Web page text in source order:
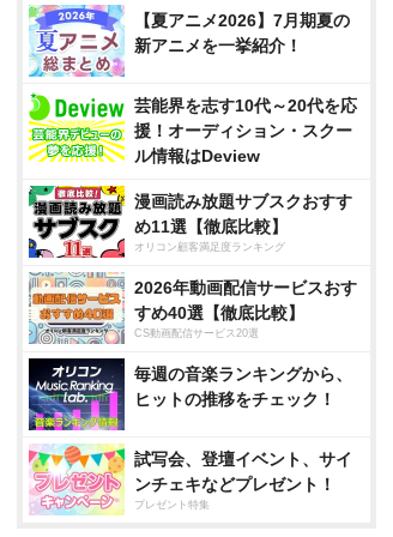
【夏アニメ2026】7月期夏の
新アニメを一挙紹介！
芸能界を志す10代～20代を応
援！オーディション・スクー
ル情報はDeview
漫画読み放題サブスクおすす
め11選【徹底比較】
オリコン顧客満足度ランキング
2026年動画配信サービスおす
すめ40選【徹底比較】
CS動画配信サービス20選
毎週の音楽ランキングから、
ヒットの推移をチェック！
試写会、登壇イベント、サイ
ンチェキなどプレゼント！
プレゼント特集